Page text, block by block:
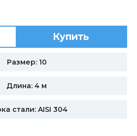
Купить
Размер: 10
Длина: 4 м
стали: AISI 304